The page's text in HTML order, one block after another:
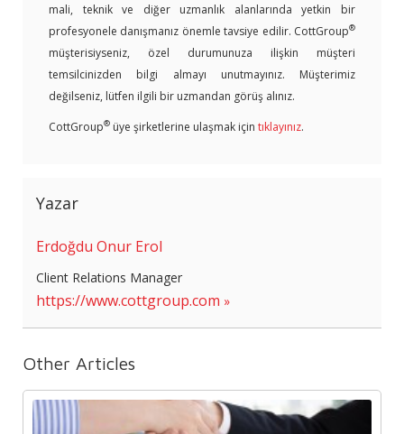
mali, teknik ve diğer uzmanlık alanlarında yetkin bir
profesyonele danışmanız önemle tavsiye edilir. CottGroup®
müşterisiyseniz, özel durumunuza ilişkin müşteri
temsilcinizden bilgi almayı unutmayınız. Müşterimiz
değilseniz, lütfen ilgili bir uzmandan görüş alınız.
CottGroup® üye şirketlerine ulaşmak için tıklayınız.
Yazar
Erdoğdu Onur Erol
Client Relations Manager
https://www.cottgroup.com
Other Articles